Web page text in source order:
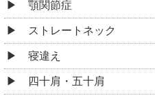
胸郭出口症候群
腱鞘炎
ぎっくり腰
坐骨神経痛